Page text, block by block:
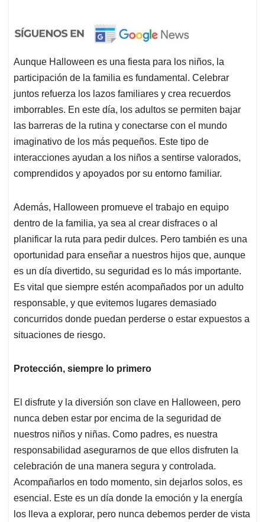
Aunque Halloween es una fiesta para los niños, la
participación de la familia es fundamental. Celebrar
juntos refuerza los lazos familiares y crea recuerdos
imborrables. En este día, los adultos se permiten bajar
las barreras de la rutina y conectarse con el mundo
imaginativo de los más pequeños. Este tipo de
interacciones ayudan a los niños a sentirse valorados,
comprendidos y apoyados por su entorno familiar.
Además, Halloween promueve el trabajo en equipo
dentro de la familia, ya sea al crear disfraces o al
planificar la ruta para pedir dulces. Pero también es una
oportunidad para enseñar a nuestros hijos que, aunque
es un día divertido, su seguridad es lo más importante.
Es vital que siempre estén acompañados por un adulto
responsable, y que evitemos lugares demasiado
concurridos donde puedan perderse o estar expuestos a
situaciones de riesgo.
Protección, siempre lo primero
El disfrute y la diversión son clave en Halloween, pero
nunca deben estar por encima de la seguridad de
nuestros niños y niñas. Como padres, es nuestra
responsabilidad asegurarnos de que ellos disfruten la
celebración de una manera segura y controlada.
Acompañarlos en todo momento, sin dejarlos solos, es
esencial. Este es un día donde la emoción y la energía
los lleva a explorar, pero nunca debemos perder de vista